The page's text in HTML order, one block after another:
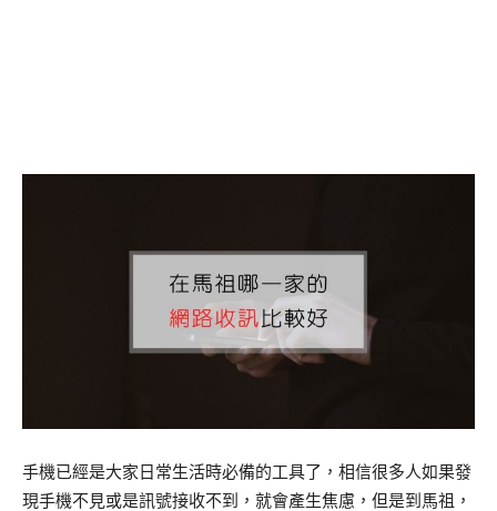
手機已經是大家日常生活時必備的工具了，相信很多人如果發
現手機不見或是訊號接收不到，就會產生焦慮，但是到馬祖，